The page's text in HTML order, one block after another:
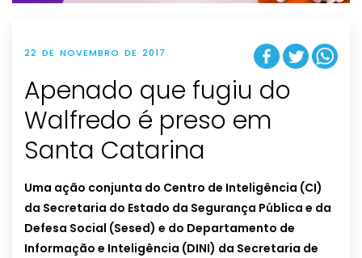
22 DE NOVEMBRO DE 2017
Apenado que fugiu do
Walfredo é preso em
Santa Catarina
Uma ação conjunta do Centro de Inteligência (CI)
da Secretaria do Estado da Segurança Pública e da
Defesa Social (Sesed) e do Departamento de
Informação e Inteligência (DINI) da Secretaria de